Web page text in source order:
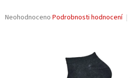
Průměrné
Neohodnoceno Podrobnosti hodnocení